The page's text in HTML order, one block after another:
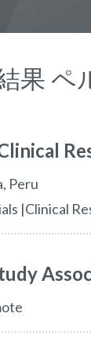
果 ペ
Peru
|Clinical